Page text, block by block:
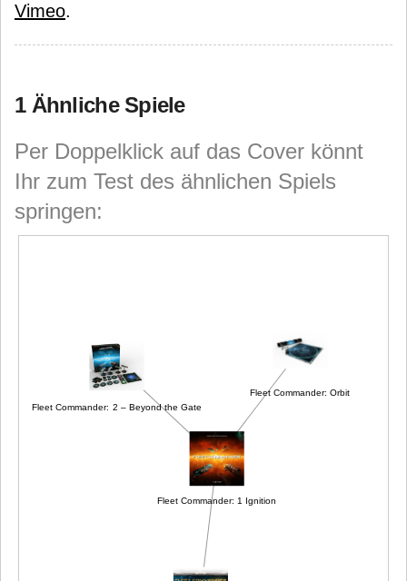
Vimeo.
1 Ähnliche Spiele
Per Doppelklick auf das Cover könnt
Ihr zum Test des ähnlichen Spiels
springen:
Fleet Commander: 1 Ignition
Fleet Commander: Orbit
Fleet Commander: 2 – Beyond the Gate